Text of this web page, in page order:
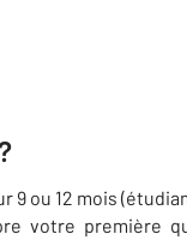
ou 12 mois
votre première